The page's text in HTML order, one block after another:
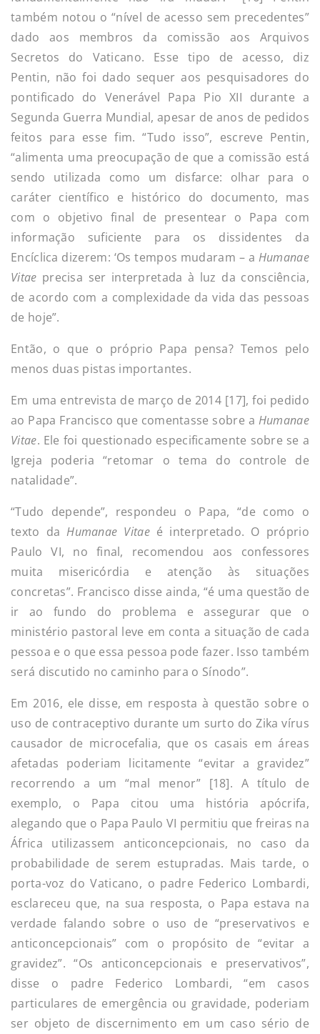
também notou o “nível de acesso sem precedentes”
dado aos membros da comissão aos Arquivos
Secretos do Vaticano. Esse tipo de acesso, diz
Pentin, não foi dado sequer aos pesquisadores do
pontificado do Venerável Papa Pio XII durante a
Segunda Guerra Mundial, apesar de anos de pedidos
feitos para esse fim. “Tudo isso”, escreve Pentin,
“alimenta uma preocupação de que a comissão está
sendo utilizada como um disfarce: olhar para o
caráter científico e histórico do documento, mas
com o objetivo final de presentear o Papa com
informação suficiente para os dissidentes da
Encíclica dizerem: ‘Os tempos mudaram – a Humanae
Vitae precisa ser interpretada à luz da consciência,
de acordo com a complexidade da vida das pessoas
de hoje”.
Então, o que o próprio Papa pensa? Temos pelo
menos duas pistas importantes.
Em uma entrevista de março de 2014 [17], foi pedido
ao Papa Francisco que comentasse sobre a Humanae
Vitae. Ele foi questionado especificamente sobre se a
Igreja poderia “retomar o tema do controle de
natalidade”.
“Tudo depende”, respondeu o Papa, “de como o
texto daHumanae Vitae é interpretado. O próprio
Paulo VI, no final, recomendou aos confessores
muita misericórdia e atenção às situações
concretas”. Francisco disse ainda, “é uma questão de
ir ao fundo do problema e assegurar que o
ministério pastoral leve em conta a situação de cada
pessoa e o que essa pessoa pode fazer. Isso também
será discutido no caminho para o Sínodo”.
Em 2016, ele disse, em resposta à questão sobre o
uso de contraceptivo durante um surto do Zika vírus
causador de microcefalia, que os casais em áreas
afetadas poderiam licitamente “evitar a gravidez”
recorrendo a um “mal menor” [18]. A título de
exemplo, o Papa citou uma história apócrifa,
alegando que o Papa Paulo VI permitiu que freiras na
África utilizassem anticoncepcionais, no caso da
probabilidade de serem estupradas. Mais tarde, o
porta-voz do Vaticano, o padre Federico Lombardi,
esclareceu que, na sua resposta, o Papa estava na
verdade falando sobre o uso de “preservativos e
anticoncepcionais” com o propósito de “evitar a
gravidez”. “Os anticoncepcionais e preservativos”,
disse o padre Federico Lombardi, “em casos
particulares de emergência ou gravidade, poderiam
ser objeto de discernimento em um caso sério de